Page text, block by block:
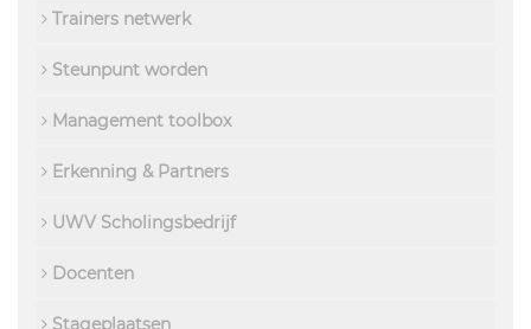
Trainers netwerk
Steunpunt worden
Management toolbox
Erkenning & Partners
UWV Scholingsbedrijf
Docenten
Stageplaatsen